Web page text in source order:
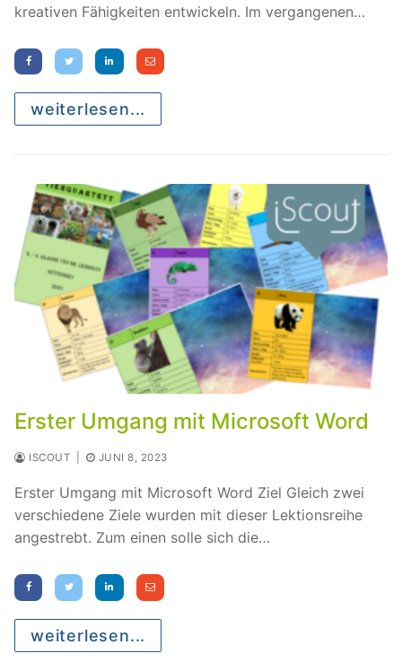
kreativen Fähigkeiten entwickeln. Im vergangenen…
weiterlesen...
Erster Umgang mit Microsoft Word
ISCOUT JUNI 8, 2023
Erster Umgang mit Microsoft Word Ziel Gleich zwei
verschiedene Ziele wurden mit dieser Lektionsreihe
angestrebt. Zum einen solle sich die…
weiterlesen...